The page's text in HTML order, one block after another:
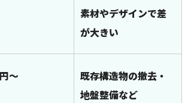
素材やデザインで差
が大きい
～
既存構造物の撤去・
地盤整備など